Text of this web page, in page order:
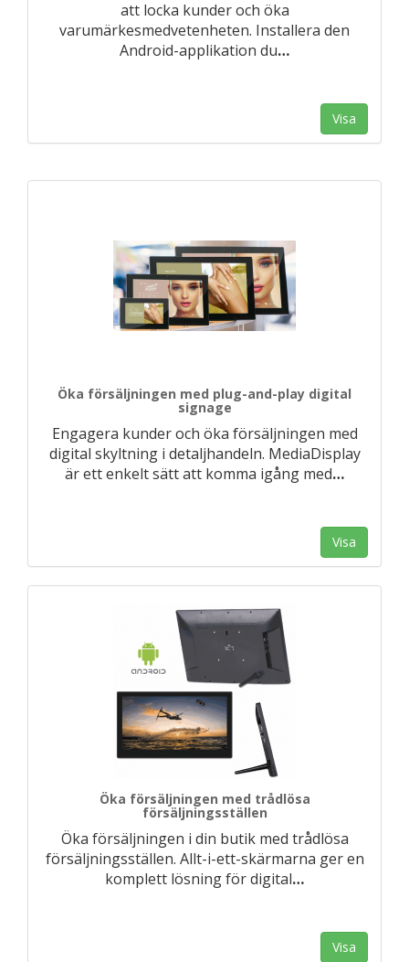
att locka kunder och öka
varumärkesmedvetenheten. Installera den
Android-applikation du…
Visa
Öka försäljningen med plug-and-play digital
signage
Engagera kunder och öka försäljningen med
digital skyltning i detaljhandeln. MediaDisplay
är ett enkelt sätt att komma igång med…
Visa
Öka försäljningen med trådlösa
försäljningsställen
Öka försäljningen i din butik med trådlösa
försäljningsställen. Allt-i-ett-skärmarna ger en
komplett lösning för digital…
Visa